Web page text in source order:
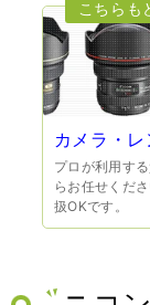
カメラ・
プロが利用す
らお任せくだ
扱OKです。